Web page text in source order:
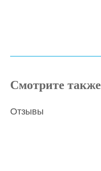
Смотрите также
Отзывы